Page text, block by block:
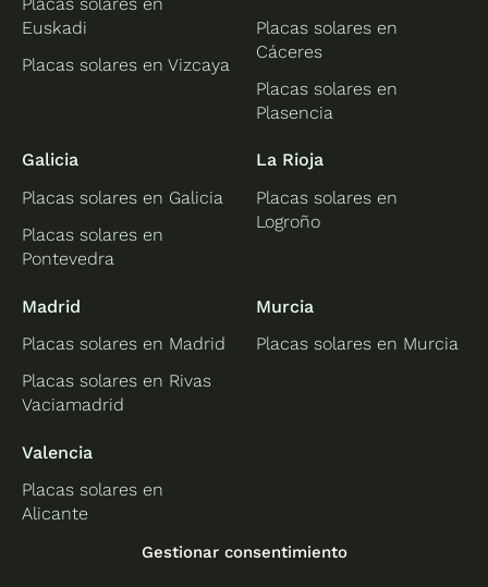
Gestionar consentimiento
Euskadi
Placas solares en Vizcaya
Placas solares en
Cáceres
Placas solares en
Plasencia
Galicia
Placas solares en Galicia
Placas solares en
Pontevedra
La Rioja
Placas solares en
Logroño
Madrid
Placas solares en Madrid
Placas solares en Rivas
Vaciamadrid
Murcia
Placas solares en Murcia
Valencia
Placas solares en
Alicante
Placas solares en